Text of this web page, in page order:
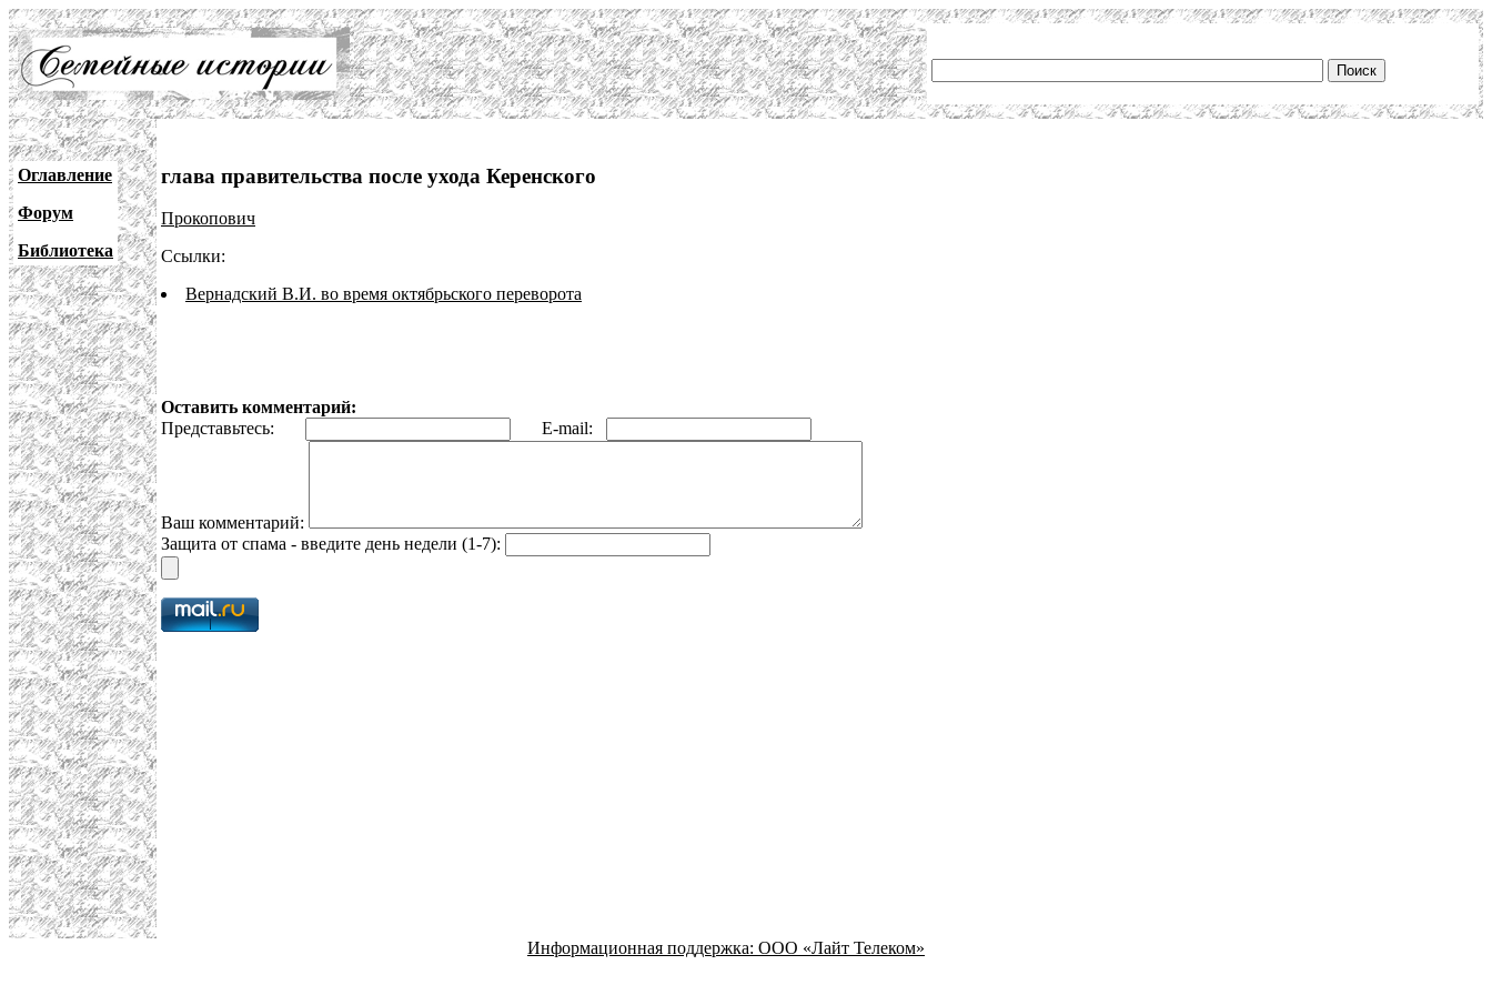
Оглавление
Форум
Библиотека
глава правительства после ухода Керенского
Прокопович
Ссылки:
Вернадский В.И. во время октябрьского переворота
Оставить комментарий:
Представьтесь:
E-mail:
Ваш комментарий:
Защита от спама - введите день недели (1-7):
Информационная поддержка: ООО «Лайт Телеком»